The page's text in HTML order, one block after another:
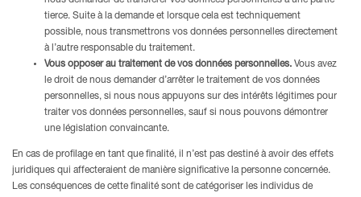
tierce. Suite à la demande et lorsque cela est techniquement
possible, nous transmettrons vos données personnelles directement
à l’autre responsable du traitement.
Vous opposer au traitement de vos données personnelles. Vous avez
le droit de nous demander d’arrêter le traitement de vos données
personnelles, si nous nous appuyons sur des intérêts légitimes pour
traiter vos données personnelles, sauf si nous pouvons démontrer
une législation convaincante.
En cas de profilage en tant que finalité, il n’est pas destiné à avoir des effets
juridiques qui affecteraient de manière significative la personne concernée.
Les conséquences de cette finalité sont de catégoriser les individus de